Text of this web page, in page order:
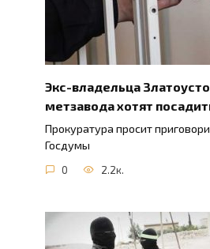
Экс-владельца
метзавода хотят
Прокуратура просит
Госдумы
0 2.2к.